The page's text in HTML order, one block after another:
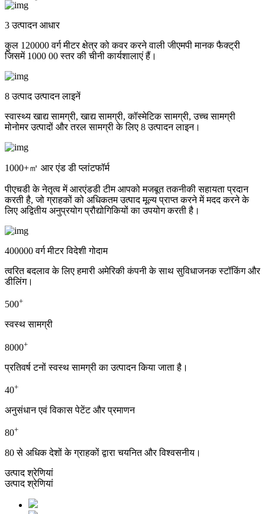
3 उत्पादन आधार
कुल 120000 वर्ग मीटर क्षेत्र को कवर करने वाली जीएमपी मानक फैक्ट्री
जिसमें 1000 00 स्तर की चीनी कार्यशालाएं हैं।
8 उत्पाद उत्पादन लाइनें
स्वास्थ्य खाद्य सामग्री, खाद्य सामग्री, कॉस्मेटिक सामग्री, उच्च सामग्री
मोनोमर उत्पादों और तरल सामग्री के लिए 8 उत्पादन लाइन।
1000+㎡ आर एंड डी प्लांटफॉर्म
पीएचडी के नेतृत्व में आरएंडडी टीम आपको मजबूत तकनीकी सहायता प्रदान
करती है, जो ग्राहकों को अधिकतम उत्पाद मूल्य प्राप्त करने में मदद करने के
लिए अद्वितीय अनुप्रयोग प्रौद्योगिकियों का उपयोग करती है।
400000 वर्ग मीटर विदेशी गोदाम
त्वरित बदलाव के लिए हमारी अमेरिकी कंपनी के साथ सुविधाजनक स्टॉकिंग और
डीलिंग।
500+
स्वस्थ सामग्री
8000+
प्रतिवर्ष टनों स्वस्थ सामग्री का उत्पादन किया जाता है।
40+
अनुसंधान एवं विकास पेटेंट और प्रमाणन
80+
80 से अधिक देशों के ग्राहकों द्वारा चयनित और विश्वसनीय।
उत्पाद श्रेणियां
उत्पाद श्रेणियां